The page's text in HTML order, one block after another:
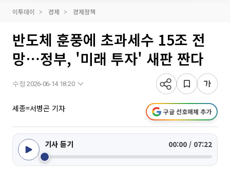
이투데이 경제 경제정책
반도체 훈풍에 초과세수 15조 전
망⋯정부, '미래 투자' 새판 짠다
수정 2026-06-14 18:20
세종=서병곤 기자 구글 선호매체 추가
기사 듣기 00:00 / 07:22